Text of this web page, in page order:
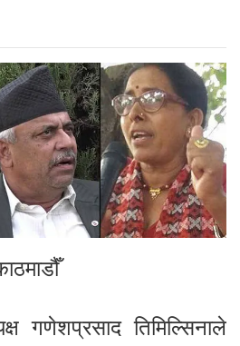
गणेशप्रसाद तिमिल्सिनाले